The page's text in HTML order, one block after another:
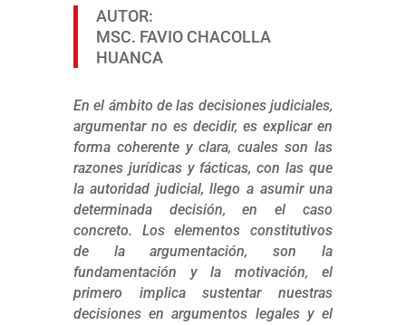
AUTOR:
MSC. FAVIO CHACOLLA
HUANCA
En el ámbito de las decisiones judiciales,
argumentar no es decidir, es explicar en
forma coherente y clara, cuales son las
razones jurídicas y fácticas, con las que
la autoridad judicial, llego a asumir una
determinada decisión, en el caso
concreto. Los elementos constitutivos
de la argumentación, son la
fundamentación y la motivación, el
primero implica sustentar nuestras
decisiones en argumentos legales y el